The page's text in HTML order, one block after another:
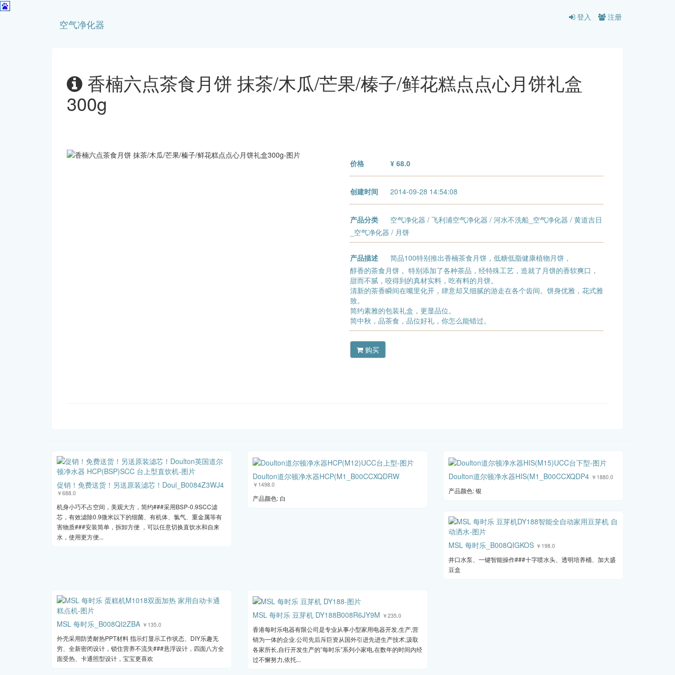
空气净化器
登入 注册
香楠六点茶食月饼 抹茶/木瓜/芒果/榛子/鲜花糕点点心月饼礼盒
300g
价格 ¥ 68.0
创建时间 2014-09-28 14:54:08
产品分类 空气净化器 / 飞利浦空气净化器 / 河水不洗船_空气净化器 / 黄道吉日
_空气净化器 / 月饼
产品描述
简品100特别推出香楠茶食月饼，低糖低脂健康植物月饼，
醇香的茶食月饼， 特别添加了各种茶品，经特殊工艺，造就了月饼的香软爽口，
甜而不腻，咬得到的真材实料，吃有料的月饼。
清新的茶香瞬间在嘴里化开，肆意却又细腻的游走在各个齿间。饼身优雅，花式雅
致。
简约素雅的包装礼盒，更显品位。
简中秋，品茶食，品位好礼，你怎么能错过。
购买
促销！免费送货！另送原装滤芯！Doul_B0084Z3WJ4
￥688.0
机身小巧不占空间，美观大方，简约###采用BSP-0.9SCC滤
芯，有效滤除0.9微米以下的细菌、有机体、氯气、重金属等有
害物质###安装简单，拆卸方便 ，可以任意切换直饮水和自来
水，使用更方便...
Doulton道尔顿净水器HCP(M1_B00CCXQDRW
￥1498.0
产品颜色: 白
Doulton道尔顿净水器HIS(M1_B00CCXQDP4 ￥1880.0
产品颜色: 银
MSL 每时乐_B008QIGKOS ￥198.0
井口水泵、一键智能操作###十字喷水头、透明培养桶、加大盛
豆盒
MSL 每时乐_B008QI2ZBA ￥135.0
外壳采用防烫耐热PPT材料 指示灯显示工作状态、DIY乐趣无
穷、全新密闭设计，锁住营养不流失###悬浮设计，四面八方全
面受热、卡通照型设计，宝宝更喜欢
MSL 每时乐 豆芽机 DY188B008R6JY9M ￥235.0
香港每时乐电器有限公司是专业从事小型家用电器开发,生产,营
销为一体的企业.公司先后斥巨资从国外引进先进生产技术,汲取
各家所长,自行开发生产的”每时乐”系列小家电,在数年的时间内经
过不懈努力,依托...